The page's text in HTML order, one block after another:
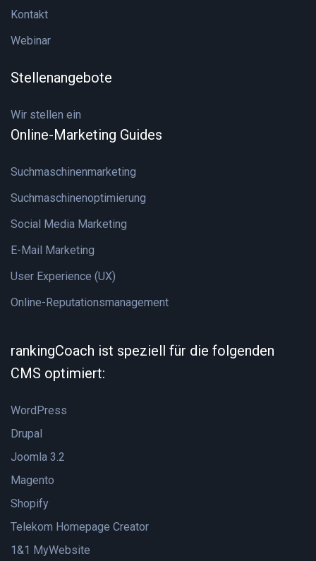
Kontakt
Webinar
Stellenangebote
Wir stellen ein
Online-Marketing Guides
Suchmaschinenmarketing
Suchmaschinenoptimierung
Social Media Marketing
E-Mail Marketing
User Experience (UX)
Online-Reputationsmanagement
rankingCoach ist speziell für die folgenden
CMS optimiert:
WordPress
Drupal
Joomla 3.2
Magento
Shopify
Telekom Homepage Creator
1&1 MyWebsite